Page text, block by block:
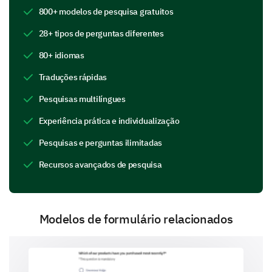
Difficulty understanding course material
Technical issues with the learning platform
Other (Please specify)
800+ modelos de pesquisa gratuitos
28+ tipos de perguntas diferentes
80+ idiomas
Traduções rápidas
Pesquisas multilíngues
Experiência prática e individualização
Pesquisas e perguntas ilimitadas
Recursos avançados de pesquisa
Modelos de formulário relacionados